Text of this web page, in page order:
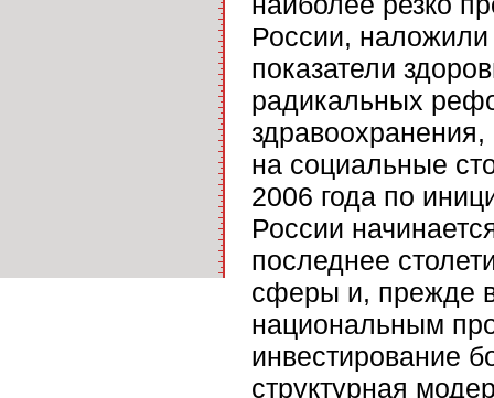
России,
показатели
радикальных
здравоохранения,
на социальные
2006 года по
России
последнее
сферы и, прежде
национальным
инвестирование
структурная